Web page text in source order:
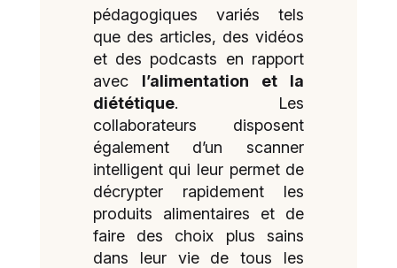
pédagogiques variés tels
que des articles, des vidéos
et des podcasts en rapport
avec
l’alimentation et la
diététique. Les
collaborateurs disposent
également d’un scanner
intelligent qui leur permet de
décrypter rapidement les
produits alimentaires et de
faire des choix plus sains
dans leur vie de tous les